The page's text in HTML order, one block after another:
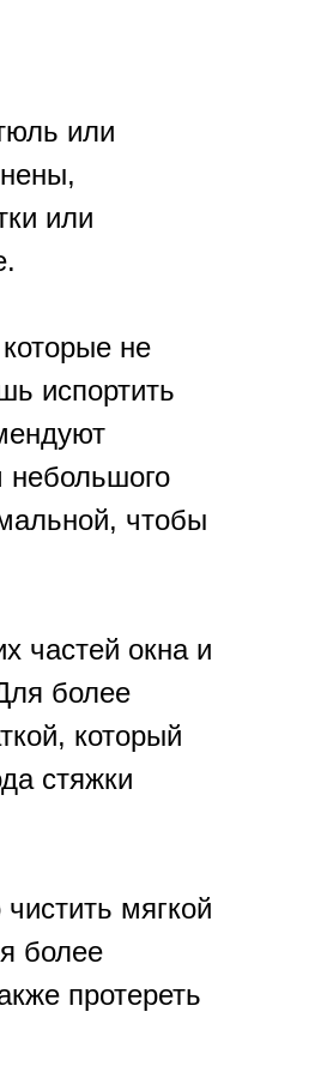
или
или
не
испортить
небольшого
чтобы
частей окна и
более
который
стяжки
мягкой
более
протереть